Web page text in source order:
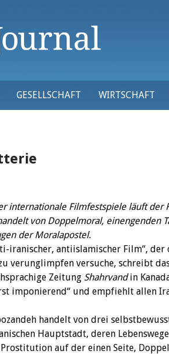
GESELLSCHAFT WIRTSCHAFT
internationale Filmfestspiele läuft der
von Doppelmoral, einengenden
der Moralapostel.
iranischer, antiislamischer Film“, der
verunglimpfen versuche, schreibt
Zeitung Shahrvandin
imponierend“ und empfiehlt allen
handelt von drei
Hauptstadt, deren Lebenswege
auf der einen Seite,